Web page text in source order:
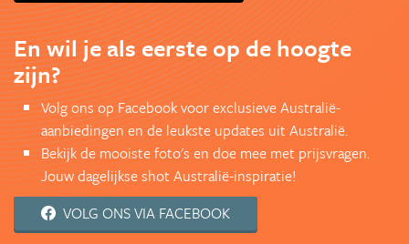
En wil je als eerste op de hoogte
zijn?
Volg ons op Facebook voor exclusieve Australië-
aanbiedingen en de leukste updates uit Australië.
Bekijk de mooiste foto's en doe mee met prijsvragen.
Jouw dagelijkse shot Australië-inspiratie!
VOLG ONS VIA FACEBOOK